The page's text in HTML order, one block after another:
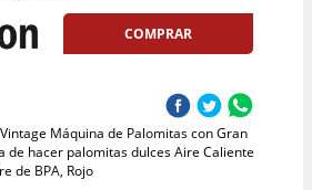
COMPRAR
Máquina de Palomitas con Gran
de hacer palomitas dulces Aire Caliente
de BPA, Rojo